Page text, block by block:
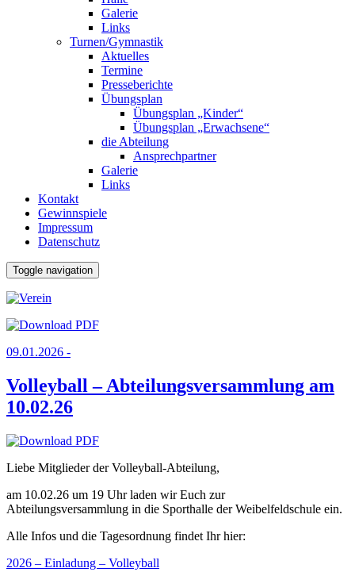
Galerie
Links
Turnen/Gymnastik
Aktuelles
Termine
Presseberichte
Übungsplan
Übungsplan „Kinder“
Übungsplan „Erwachsene“
die Abteilung
Ansprechpartner
Galerie
Links
Kontakt
Gewinnspiele
Impressum
Datenschutz
Toggle navigation
09.01.2026 -
Volleyball – Abteilungsversammlung am
10.02.26
Liebe Mitglieder der Volleyball-Abteilung,
am 10.02.26 um 19 Uhr laden wir Euch zur
Abteilungsversammlung in die Sporthalle der Weibelfeldschule ein.
Alle Infos und die Tagesordnung findet Ihr hier:
2026 – Einladung – Volleyball